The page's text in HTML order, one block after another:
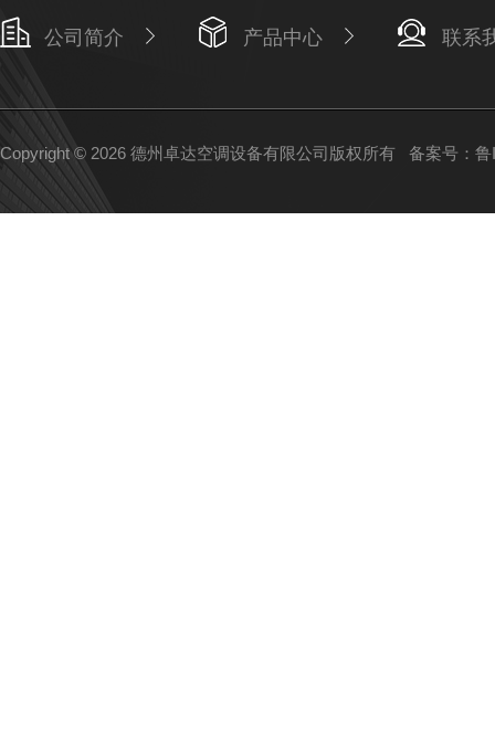
公司简介 产品中心 联系
Copyright © 2026 德州卓达空调设备有限公司版权所有 备案号：